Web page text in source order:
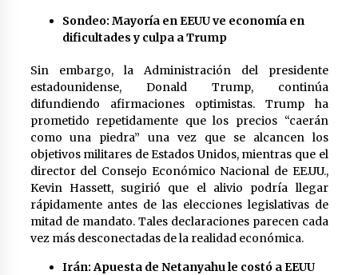
Sondeo: Mayoría en EEUU ve economía en
dificultades y culpa a Trump
Sin embargo, la Administración del presidente
estadounidense, Donald Trump, continúa
difundiendo afirmaciones optimistas. Trump ha
prometido repetidamente que los precios “caerán
como una piedra” una vez que se alcancen los
objetivos militares de Estados Unidos, mientras que el
director del Consejo Económico Nacional de EE.UU.,
Kevin Hassett, sugirió que el alivio podría llegar
rápidamente antes de las elecciones legislativas de
mitad de mandato. Tales declaraciones parecen cada
vez más desconectadas de la realidad económica.
Irán: Apuesta de Netanyahu le costó a EEUU